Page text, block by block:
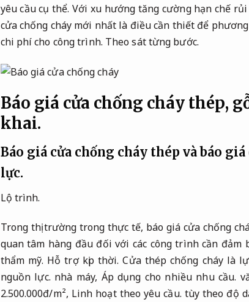
yêu cầu cụ thể. Với xu hướng tăng cường hạn chế
cửa chống cháy mới nhất là điều cần thiết để
chi phí cho công trình. Theo sát từng bước.
Báo giá cửa chống cháy thép,
khai.
Báo giá cửa chống cháy thép và báo
lực.
Lộ trình.
Trong thị trường trong thực tế, báo giá cửa chống
quan tâm hàng đầu đối với các công trình cần đảm
thẩm mỹ. Hỗ trợ kịp thời. Cửa thép chống cháy là
nguồn lực. nhà máy, Áp dụng cho nhiều nhu cầu.
2.500.000đ/m², Linh hoạt theo yêu cầu. tùy theo độ